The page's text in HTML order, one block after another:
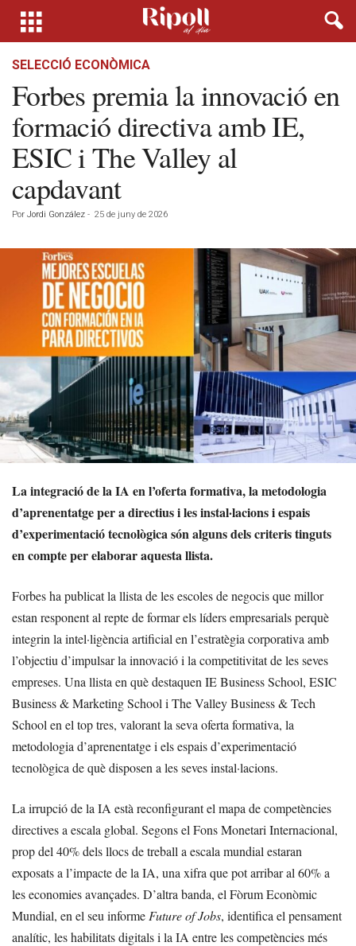
SELECCIÓ ECONÒMICA
Forbes premia la innovació en
formació directiva amb IE,
ESIC i The Valley al
capdavant
Por Jordi González - 25 de juny de 2026
La integració de la IA en l’oferta formativa, la metodologia
d’aprenentatge per a directius i les instal·lacions i espais
d’experimentació tecnològica són alguns dels criteris tinguts
en compte per elaborar aquesta llista.
Forbes ha publicat la llista de les escoles de negocis que millor
estan responent al repte de formar els líders empresarials perquè
integrin la intel·ligència artificial en l’estratègia corporativa amb
l’objectiu d’impulsar la innovació i la competitivitat de les seves
empreses. Una llista en què destaquen IE Business School, ESIC
Business & Marketing School i The Valley Business & Tech
School en el top tres, valorant la seva oferta formativa, la
metodologia d’aprenentatge i els espais d’experimentació
tecnològica de què disposen a les seves instal·lacions.
La irrupció de la IA està reconfigurant el mapa de competències
directives a escala global. Segons el Fons Monetari Internacional,
prop del 40% dels llocs de treball a escala mundial estaran
exposats a l’impacte de la IA, una xifra que pot arribar al 60% a
les economies avançades. D’altra banda, el Fòrum Econòmic
Mundial, en el seu informe Future of Jobs, identifica el pensament
analític, les habilitats digitals i la IA entre les competències més